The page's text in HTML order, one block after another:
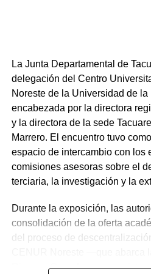
sencillez, su trabajo, aportó su
gran colaborador de la zona de
enfermos, a madres
Hospital de Tacuarembó”.
Por último el edil del PN,
Formoso será un ejemplo para
personas que tengan que
Homero, fue un hombre
de servicio que hasta el día de
Portal del Norte
La Junta Departamental de
delegación del Centro
Noreste de la Universidad de
encabezada por la directora
y la directora de la sede
Marrero. El encuentro tuvo
espacio de intercambio con los
comisiones asesoras sobre el
terciaria, la investigación y la
Durante la exposición, las
consolidación de la oferta
del proceso de
Rivera y Cerro Largo— registra